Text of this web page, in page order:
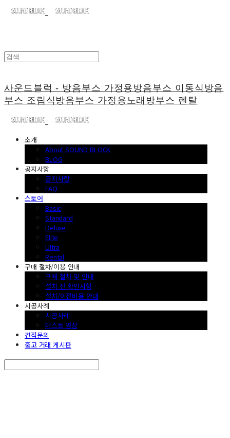
사운드블럭 - 방음부스 가정용방음부스 이동식방음
부스 조립식방음부스 가정용노래방부스 렌탈
소개
About SOUND BLOCK
BLOG
공지사항
공지사항
FAQ
스토어
Basic
Standard
Deluxe
Elite
Ultra
Rental
구매 절차/이용 안내
구매 절차 및 안내
설치 전 확인사항
설치/이전비용 안내
시공사례
시공사례
테스트 영상
견적문의
중고 거래 게시판